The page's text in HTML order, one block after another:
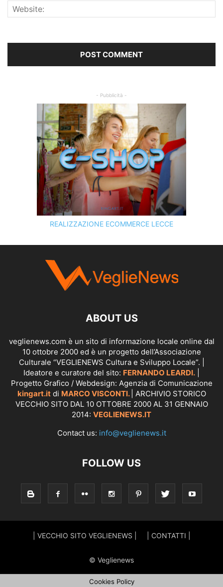
- Pubblicità -
REALIZZAZIONE ECOMMERCE LECCE
SCOPRI I SERVIZI DIKINGART.IT
ABOUT US
veglienews.com è un sito di informazione locale online dal
10 ottobre 2000 ed è un progetto dell’Associazione
Culturale “VEGLIENEWS Cultura e Sviluppo Locale”. |
Ideatore e curatore del sito: FERNANDO LEARDI.
Progetto Grafico / Webdesign: Agenzia di Comunicazione
kingart.itdi MARCO VISCONTI. | ARCHIVIO STORICO
VECCHIO SITO DAL 10 OTTOBRE 2000 AL 31 GENNAIO
2014: VEGLIENEWS.IT
Contact us: info@veglienews.it
FOLLOW US
| VECCHIO SITO VEGLIENEWS | | CONTATTI |
© Veglienews
Cookies Policy